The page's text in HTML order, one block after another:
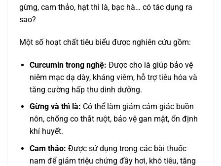
gừng, cam thảo, hạt thì là, bạc hà… có tác dụng ra
sao?
Một số hoạt chất tiêu biểu được nghiên cứu gồm:
Curcumin trong nghệ: Được cho là giúp bảo vệ
niêm mạc dạ dày, kháng viêm, hỗ trợ tiêu hóa và
tăng cường hấp thu dinh dưỡng.
Gừng và thì là: Có thể làm giảm cảm giác buồn
nôn, chống co thắt ruột, bảo vệ gan mật, ổn định
khí huyết.
Cam thảo: Được sử dụng trong các bài thuốc
nam để giảm triệu chứng đầy hơi, khó tiêu, tăng